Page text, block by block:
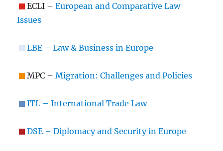
ECLI –European and Comparative Law
Issues
LBE – Law & Business in Europe
MPC –Migration: Challenges and Policies
ITL – International Trade Law
DSE – Diplomacy and Security in Europe